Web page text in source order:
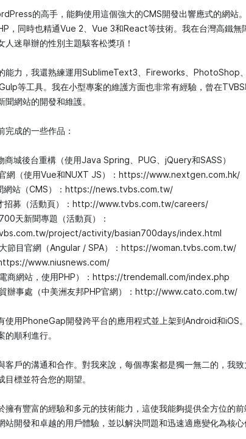
的高手，能夠使用這個強大的CMS開發出響應式的網站
，同時也精通Vue 2、Vue 3和React等技術。我在台灣高鐵無
人迷舉辦的性別主題駭客松獎項！
能力，我還熟練運用SublimeText3、Fireworks、PhotoShop
等工具。我在小型專案的維護方面也非常有經驗，曾在
聞網站的開發和維護。
完成的一些作品：
商城後台重構（使用Java Spring、PUG、jQuery和SASS）
網（使用Vue和NUXT JS）：https://www.nextgen.com.hk/
網站（CMS）：https://news.tvbs.com.tw/
招募（活動頁）：http://www.tvbs.com.tw/careers/
天新聞專題（活動頁）：
project/activity/basian700days/index.html
節目官網（Angular / SPA）：https://woman.tvbs.com.tw/
www.niusnews.com/
商網站，使用PHP）：https://trendemall.com/index.php
辦事處（中美洲友邦PHP官網）：http://www.cato.com.tw/
使用PhoneGap開發跨平台的應用程式並上架到Android和iOS
的順利進行。
客戶的溝通和合作。對我來說，每個專案都是獨一無二的，我
目標並符合您的期望。
擁有豐富的經驗和多元的技術能力，這使我能夠提供全方位的
站開發和卓越的用戶體驗，並以解決問題和迅速適應變化為核心